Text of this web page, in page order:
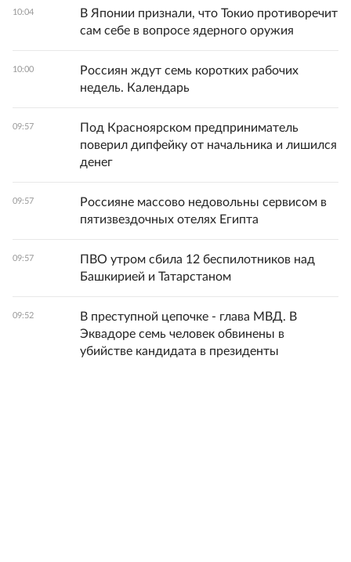
10:04
В Японии признали, что Токио противоречит
сам себе в вопросе ядерного оружия
10:00
Россиян ждут семь коротких рабочих
недель. Календарь
09:57
Под Красноярском предприниматель
поверил дипфейку от начальника и лишился
денег
09:57
Россияне массово недовольны сервисом в
пятизвездочных отелях Египта
09:57
ПВО утром сбила 12 беспилотников над
Башкирией и Татарстаном
09:52
В преступной цепочке - глава МВД. В
Эквадоре семь человек обвинены в
убийстве кандидата в президенты